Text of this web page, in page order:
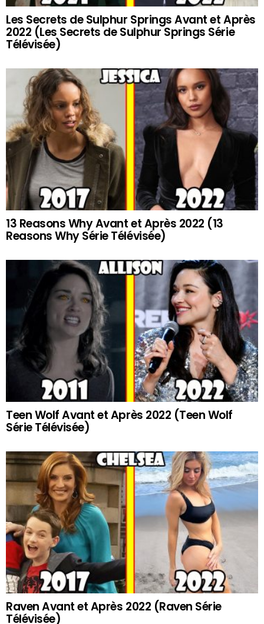
Les Secrets de Sulphur Springs Avant et Après
2022 (Les Secrets de Sulphur Springs Série
Télévisée)
13 Reasons Why Avant et Après 2022 (13
Reasons Why Série Télévisée)
Teen Wolf Avant et Après 2022 (Teen Wolf
Série Télévisée)
Raven Avant et Après 2022 (Raven Série
Télévisée)